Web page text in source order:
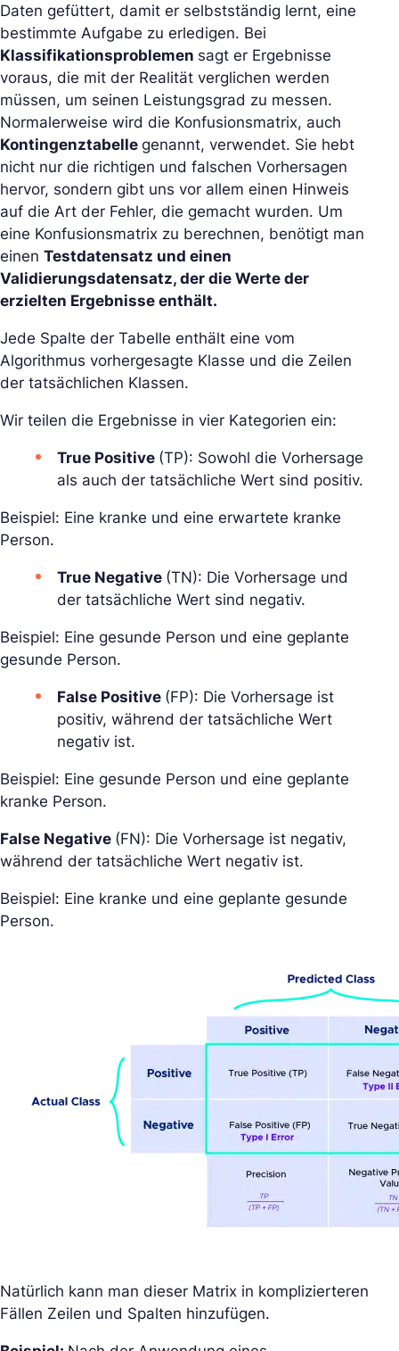
Daten gefüttert, damit er selbstständig lernt, eine
bestimmte Aufgabe zu erledigen. Bei
Klassifikationsproblemen sagt er Ergebnisse
voraus, die mit der Realität verglichen werden
müssen, um seinen Leistungsgrad zu messen.
Normalerweise wird die Konfusionsmatrix, auch
Kontingenztabelle genannt, verwendet. Sie hebt
nicht nur die richtigen und falschen Vorhersagen
hervor, sondern gibt uns vor allem einen Hinweis
auf die Art der Fehler, die gemacht wurden. Um
eine Konfusionsmatrix zu berechnen, benötigt man
einen Testdatensatz und einen
Validierungsdatensatz, der die Werte der
erzielten Ergebnisse enthält.
Jede Spalte der Tabelle enthält eine vom
Algorithmus vorhergesagte Klasse und die Zeilen
der tatsächlichen Klassen.
Wir teilen die Ergebnisse in vier Kategorien ein:
True Positive (TP): Sowohl die Vorhersage
als auch der tatsächliche Wert sind positiv.
Beispiel: Eine kranke und eine erwartete kranke
Person.
True Negative (TN): Die Vorhersage und
der tatsächliche Wert sind negativ.
Beispiel: Eine gesunde Person und eine geplante
gesunde Person.
False Positive (FP): Die Vorhersage ist
positiv, während der tatsächliche Wert
negativ ist.
Beispiel: Eine gesunde Person und eine geplante
kranke Person.
False Negative (FN): Die Vorhersage ist negativ,
während der tatsächliche Wert negativ ist.
Beispiel: Eine kranke und eine geplante gesunde
Person.
Natürlich kann man dieser Matrix in komplizierteren
Fällen Zeilen und Spalten hinzufügen.